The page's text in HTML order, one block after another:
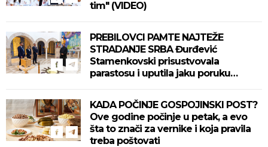
tim" (VIDEO)
PREBILOVCI PAMTE NAJTEŽE
STRADANJE SRBA Đurđević
Stamenkovski prisustvovala
parastosu i uputila jaku poruku
KADA POČINJE GOSPOJINSKI POST?
Ove godine počinje u petak, a evo
šta to znači za vernike i koja pravila
treba poštovati